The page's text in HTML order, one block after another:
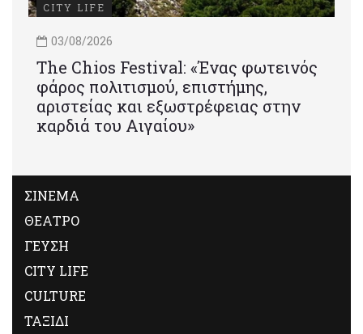
CITY LIFE
03/08/2026
Τhe Chios Festival: «Ένας φωτεινός
φάρος πολιτισμού, επιστήμης,
αριστείας και εξωστρέφειας στην
καρδιά του Αιγαίου»
ΣΙΝΕΜΑ
ΘΕΑΤΡΟ
ΓΕΥΣΗ
CITY LIFE
CULTURE
ΤΑΞΙΔΙ